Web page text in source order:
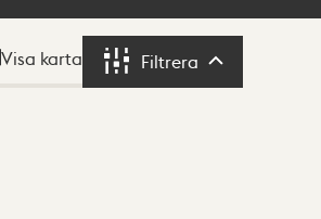
Visa karta Filtrera Filtrera